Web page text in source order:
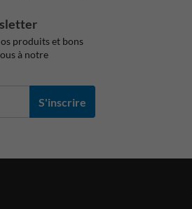
produits et bons
à notre
S'inscrire